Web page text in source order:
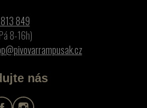
849
8-16h)
nás